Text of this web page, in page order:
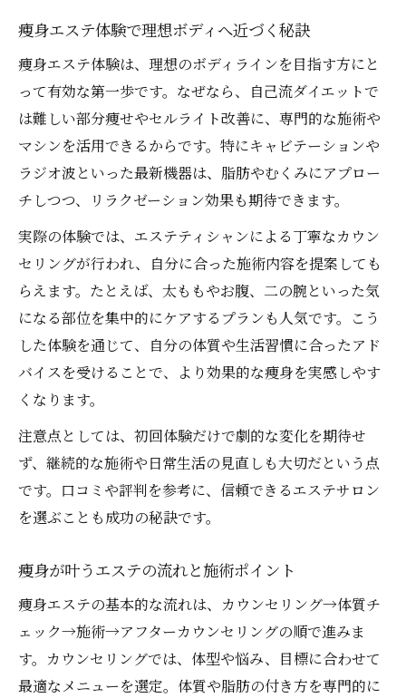
痩身エステで心身のバランスを整える理由
理想のラインへ導く痩身エステ効果の秘密
痩身エステ効果を引き出す技術と理論
痩身が持続するエステ施術の選び方
痩身エステで実感できる変化のタイミング
エステで理想ラインを実現する具体策
最新の痩身エステが支持される理由
エステで痩身を目指すなら知っておきたい基礎
知識
痩身エステの基礎知識と施術の流れ解説
痩身を成功させるための選び方と準備法
エステ痩身の効果とデメリットを比較検証
痩身目的でエステを活用するポイント
初めての痩身エステで知るべき注意事項
セルライト撃退に効く痩身エステの選び方を解
セルライト対策に効果的な痩身エステ選び
痩身施術でセルライトを減らすポイント
痩身エステで得られるセルライト除去体験
セルライト撃退に役立つ痩身エステ比較
痩身エステの選び方と注意すべき点
痩身エステ体験で理想ボディへ近づく秘訣
痩身エステ体験は、理想のボディラインを目指す方にと
って有効な第一歩です。なぜなら、自己流ダイエットで
は難しい部分痩せやセルライト改善に、専門的な施術や
マシンを活用できるからです。特にキャビテーションや
ラジオ波といった最新機器は、脂肪やむくみにアプロー
チしつつ、リラクゼーション効果も期待できます。
実際の体験では、エステティシャンによる丁寧なカウン
セリングが行われ、自分に合った施術内容を提案しても
らえます。たとえば、太ももやお腹、二の腕といった気
になる部位を集中的にケアするプランも人気です。こう
した体験を通じて、自分の体質や生活習慣に合ったアド
バイスを受けることで、より効果的な痩身を実感しやす
くなります。
注意点としては、初回体験だけで劇的な変化を期待せ
ず、継続的な施術や日常生活の見直しも大切だという点
です。口コミや評判を参考に、信頼できるエステサロン
を選ぶことも成功の秘訣です。
痩身が叶うエステの流れと施術ポイント
痩身エステの基本的な流れは、カウンセリング→体質チ
ェック→施術→アフターカウンセリングの順で進みま
す。カウンセリングでは、体型や悩み、目標に合わせて
最適なメニューを選定。体質や脂肪の付き方を専門的に